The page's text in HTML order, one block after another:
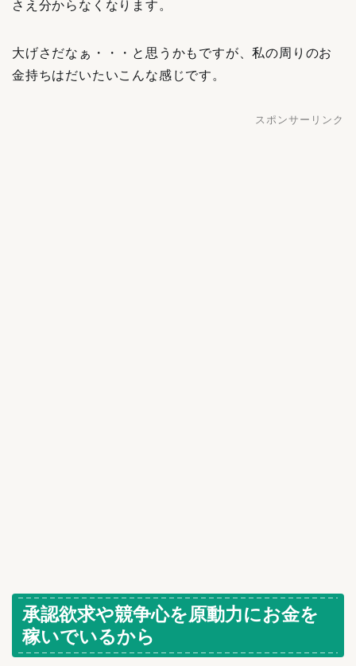
さえ分からなくなります。
大げさだなぁ・・・と思うかもですが、私の周りのお
金持ちはだいたいこんな感じです。
スポンサーリンク
承認欲求や競争心を原動力にお金を
稼いでいるから